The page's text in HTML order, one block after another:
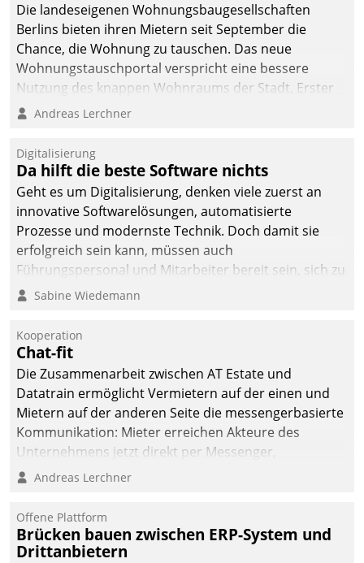
Die landeseigenen Wohnungsbaugesellschaften
Berlins bieten ihren Mietern seit September die
Chance, die Wohnung zu tauschen. Das neue
Wohnungstauschportal verspricht eine bessere
Nutzung des knappen Wohnraums der Stadt. Erster
Anwendungsfall für Datatrains Lösung API-Hub mit
Unternehmen.
Andreas Lerchner
Digitalisierung
Da hilft die beste Software nichts
Geht es um Digitalisierung, denken viele zuerst an
innovative Softwarelösungen, automatisierte
Prozesse und modernste Technik. Doch damit sie
erfolgreich sein kann, müssen auch
Führungspersonal und Mitarbeiter bereit sein, sich zu
verändern und anzupassen, sonst werden sie an ihr
Sabine Wiedemann
Kooperation
Chat-fit
Die Zusammenarbeit zwischen AT Estate und
Datatrain ermöglicht Vermietern auf der einen und
Mietern auf der anderen Seite die messengerbasierte
Kommunikation: Mieter erreichen Akteure des
Unternehmens jetzt direkt per Messenger,
Mitarbeiter oder Dienstleister empfangen oder
Andreas Lerchner
Offene Plattform
Brücken bauen zwischen ERP-System und
Drittanbietern